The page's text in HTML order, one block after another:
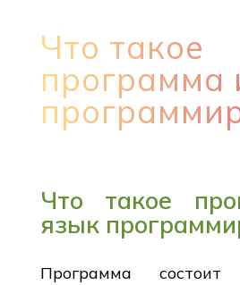
Что такое
программа
Что такое
язык
Программа